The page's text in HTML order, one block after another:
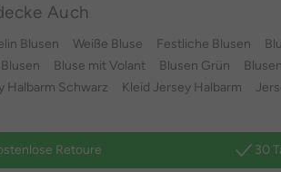
Auch
Blusen Weiße Bluse Festliche Blusen
Bluse mit Volant Blusen Grün
Halbarm Schwarz
Kleid Jersey Halbarm
Retoure 30